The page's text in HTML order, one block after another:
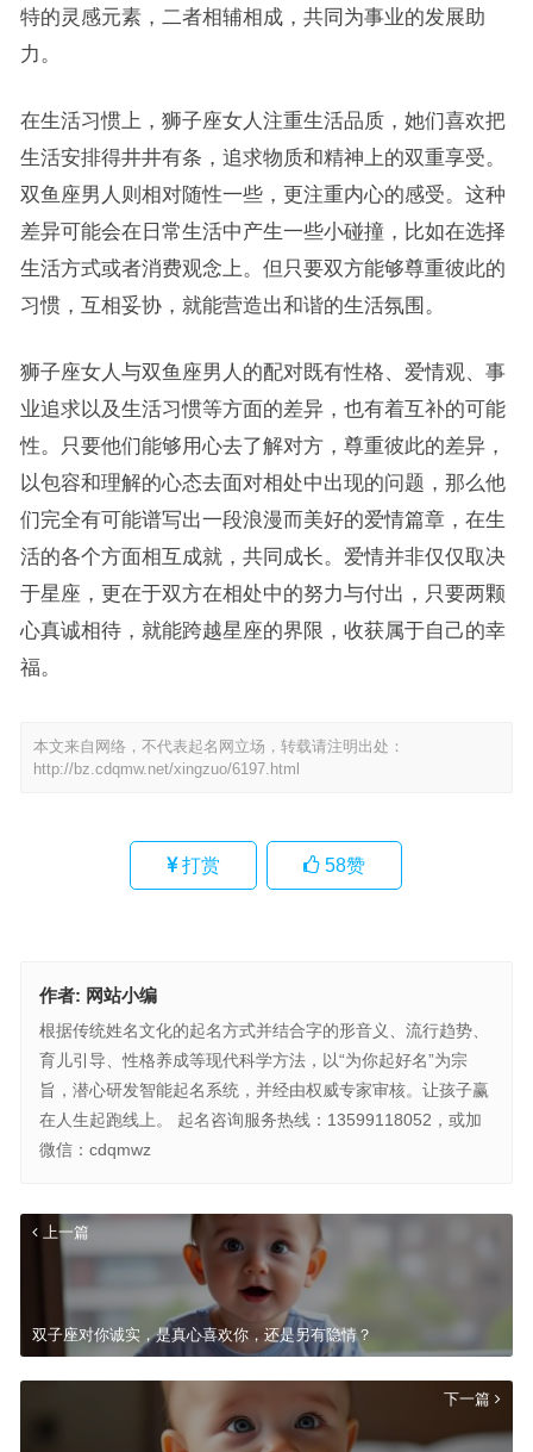
特的灵感元素，二者相辅相成，共同为事业的发展助
力。
在生活习惯上，狮子座女人注重生活品质，她们喜欢把
生活安排得井井有条，追求物质和精神上的双重享受。
双鱼座男人则相对随性一些，更注重内心的感受。这种
差异可能会在日常生活中产生一些小碰撞，比如在选择
生活方式或者消费观念上。但只要双方能够尊重彼此的
习惯，互相妥协，就能营造出和谐的生活氛围。
狮子座女人与双鱼座男人的配对既有性格、爱情观、事
业追求以及生活习惯等方面的差异，也有着互补的可能
性。只要他们能够用心去了解对方，尊重彼此的差异，
以包容和理解的心态去面对相处中出现的问题，那么他
们完全有可能谱写出一段浪漫而美好的爱情篇章，在生
活的各个方面相互成就，共同成长。爱情并非仅仅取决
于星座，更在于双方在相处中的努力与付出，只要两颗
心真诚相待，就能跨越星座的界限，收获属于自己的幸
福。
本文来自网络，不代表起名网立场，转载请注明出处：
http://bz.cdqmw.net/xingzuo/6197.html
打赏 58赞
作者: 网站小编
根据传统姓名文化的起名方式并结合字的形音义、流行趋势、
育儿引导、性格养成等现代科学方法，以“为你起好名”为宗
旨，潜心研发智能起名系统，并经由权威专家审核。让孩子赢
在人生起跑线上。 起名咨询服务热线：13599118052，或加
微信：cdqmwz
上一篇
双子座对你诚实，是真心喜欢你，还是另有隐情？
下一篇